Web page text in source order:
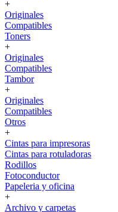
+
Originales
Compatibles
Toners
+
Originales
Compatibles
Tambor
+
Originales
Compatibles
Otros
+
Cintas para impresoras
Cintas para rotuladoras
Rodillos
Fotoconductor
Papeleria y oficina
+
Archivo y carpetas